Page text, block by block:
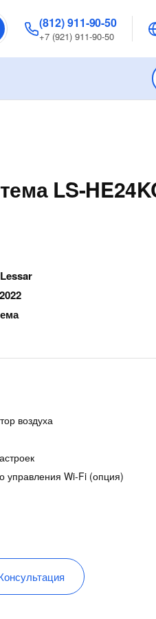
(812) 911-90-50
+7 (921) 911-90-50
LS-
Lessar
воздуха
управления Wi-Fi (опция)